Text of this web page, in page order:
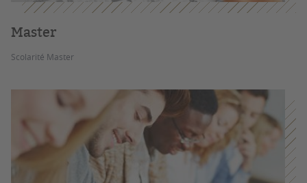
Master
Scolarité Master